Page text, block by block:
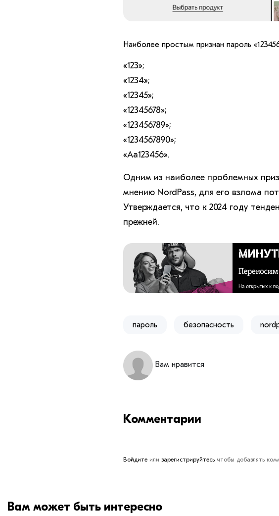
Наиболее простым признан пароль
«123»;
«1234»;
«12345»;
«12345678»;
«123456789»;
«1234567890»;
«Aa123456».
Одним из наиболее проблемных
мнению NordPass, для его взлома
Утверждается, что к 2024 году
прежней.
пароль безопасность
Вам нравится
Комментарии
Войдите или зарегистрируйтесь чтобы добавлять
Вам может быть интересно